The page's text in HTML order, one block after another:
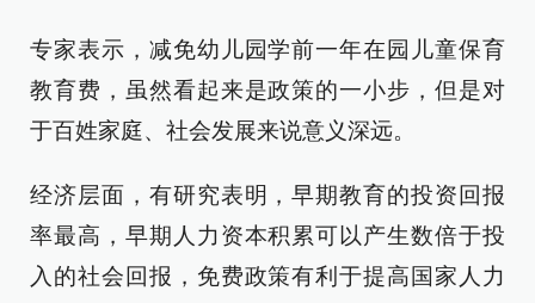
专家表示，减免幼儿园学前一年在园儿童保育
教育费，虽然看起来是政策的一小步，但是对
于百姓家庭、社会发展来说意义深远。
经济层面，有研究表明，早期教育的投资回报
率最高，早期人力资本积累可以产生数倍于投
入的社会回报，免费政策有利于提高国家人力